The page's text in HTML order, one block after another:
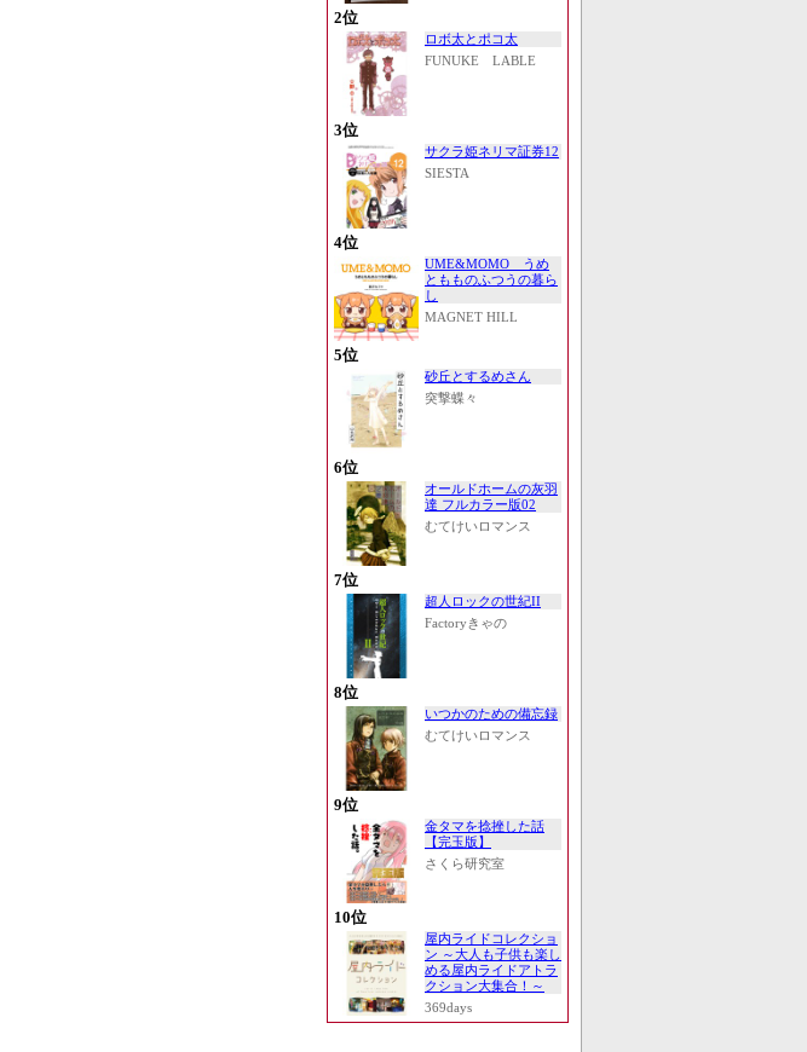
2位
ロボ太とポコ太
FUNUKE LABLE
3位
サクラ姫ネリマ証券12
SIESTA
4位
UME&MOMO うめ
ともものふつうの暮ら
し
MAGNET HILL
5位
砂丘とするめさん
突撃蝶々
6位
オールドホームの灰羽
達 フルカラー版02
むてけいロマンス
7位
超人ロックの世紀II
Factoryきゃの
8位
いつかのための備忘録
むてけいロマンス
9位
金タマを捻挫した話
【完玉版】
さくら研究室
10位
屋内ライドコレクショ
ン ～大人も子供も楽し
める屋内ライドアトラ
クション大集合！～
369days